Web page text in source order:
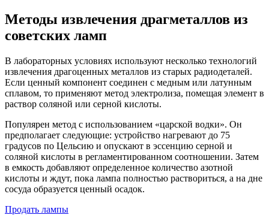
Методы извлечения драгметаллов из
советских ламп
В лабораторных условиях используют несколько технологий
извлечения драгоценных металлов из старых радиодеталей.
Если ценный компонент соединен с медным или латунным
сплавом, то применяют метод электролиза, помещая элемент в
раствор соляной или серной кислоты.
Популярен метод с использованием «царской водки». Он
предполагает следующие: устройство нагревают до 75
градусов по Цельсию и опускают в эссенцию серной и
соляной кислоты в регламентированном соотношении. Затем
в емкость добавляют определенное количество азотной
кислоты и ждут, пока лампа полностью раствориться, а на дне
сосуда образуется ценный осадок.
Продать лампы